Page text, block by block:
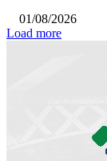
01/08/2026
Load more